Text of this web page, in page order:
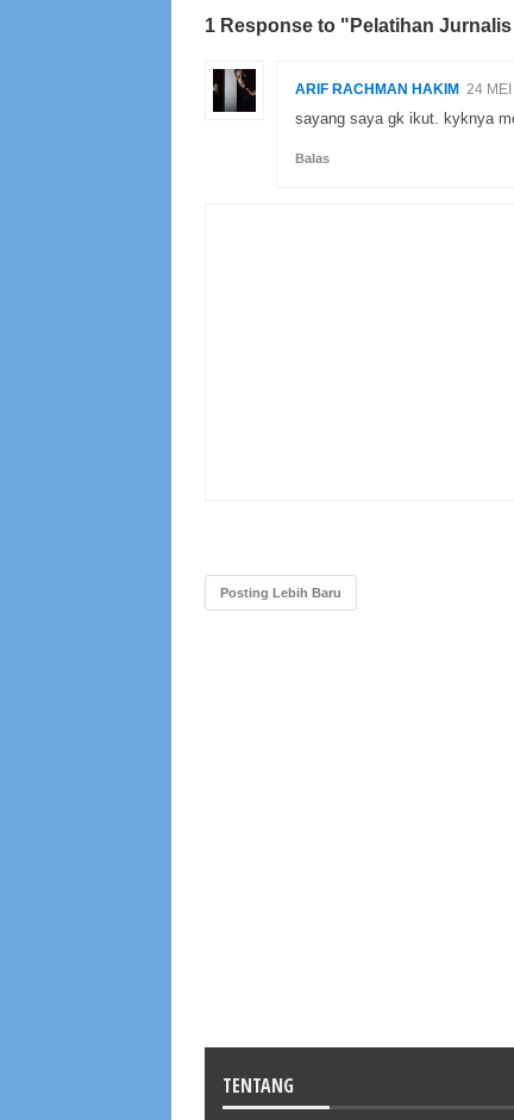
1 Response to "Pelatihan
ARIF RACHMAN HAKIM 24
sayang saya gk ikut. kyknya
Balas
Posting Lebih Baru
TENTANG